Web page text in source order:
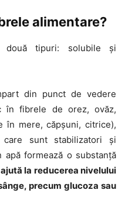
alimentare?
două tipuri: solubile și
din punct de vedere
în fibrele de orez, ovăz,
în mere, căpșuni, citrice),
care sunt stabilizatori și
formează o substanță
la reducerea nivelului
precum glucoza sau